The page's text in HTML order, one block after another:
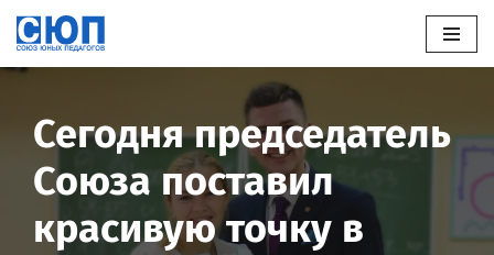
Сегодня председатель
Союза поставил
красивую точку в